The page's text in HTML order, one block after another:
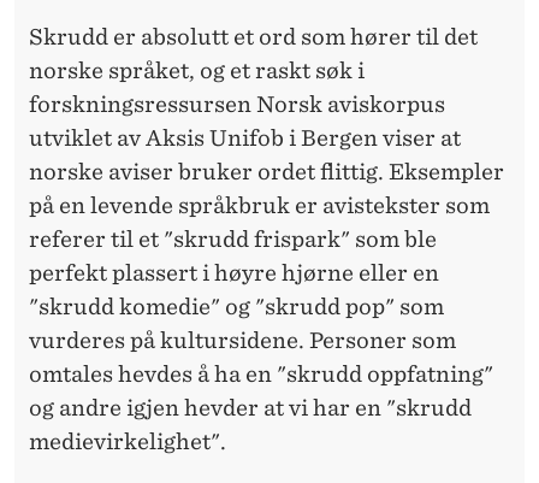
Skrudd er absolutt et ord som hører til det
norske språket, og et raskt søk i
forskningsressursen Norsk aviskorpus
utviklet av Aksis Unifob i Bergen viser at
norske aviser bruker ordet flittig. Eksempler
på en levende språkbruk er avistekster som
referer til et "skrudd frispark" som ble
perfekt plassert i høyre hjørne eller en
"skrudd komedie" og "skrudd pop" som
vurderes på kultursidene. Personer som
omtales hevdes å ha en "skrudd oppfatning"
og andre igjen hevder at vi har en "skrudd
medievirkelighet".